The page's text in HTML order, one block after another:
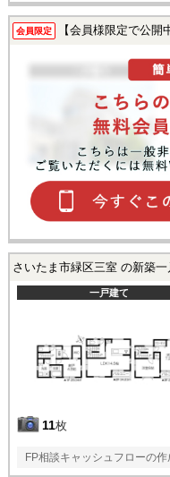
会員限定 【会員様限定で公開
さいたま市緑区三室 の新築一
一戸建て
11枚
FP相談キャッシュフローの